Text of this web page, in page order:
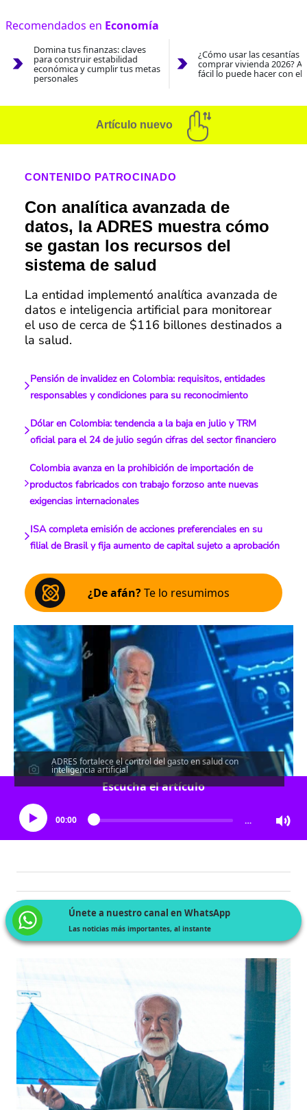
Recomendados en Economía
Domina tus finanzas: claves
para construir estabilidad
económica y cumplir tus metas
personales
¿Cómo usar las cesantías
comprar vivienda 2026?
fácil lo puede hacer con el
Artículo nuevo
CONTENIDO PATROCINADO
Con analítica avanzada de
datos, la ADRES muestra cómo
se gastan los recursos del
sistema de salud
La entidad implementó analítica avanzada de
datos e inteligencia artificial para monitorear
el uso de cerca de $116 billones destinados a
la salud.
Pensión de invalidez en Colombia: requisitos, entidades
responsables y condiciones para su reconocimiento
Dólar en Colombia: tendencia a la baja en julio y TRM
oficial para el 24 de julio según cifras del sector financiero
Colombia avanza en la prohibición de importación de
productos fabricados con trabajo forzoso ante nuevas
exigencias internacionales
ISA completa emisión de acciones preferenciales en su
filial de Brasil y fija aumento de capital sujeto a aprobación
¿De afán?Te lo resumimos
ADRES fortalece el control del gasto en salud con
inteligencia artificial
Escucha el artículo
00:00 …
Únete a nuestro canal en WhatsApp
Las noticias más importantes, al instante